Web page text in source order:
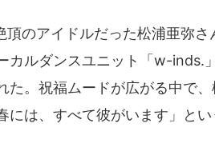
頂のアイドルだった松浦亜弥
カルダンスユニット「w-inds.
た。祝福ムードが広がる中で
には、すべて彼がいます」と